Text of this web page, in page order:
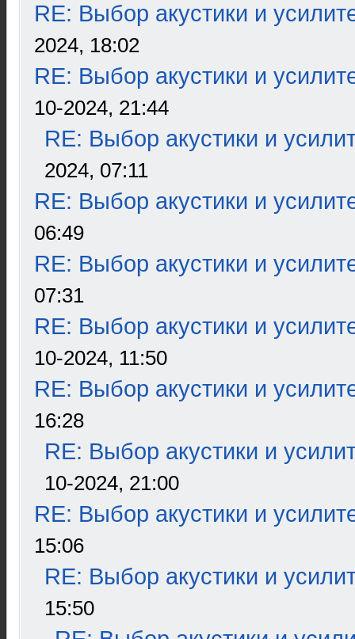
RE: Выбор акустики и
2024, 18:02
RE: Выбор акустики и
10-2024, 21:44
RE: Выбор акустики и
2024, 07:11
RE: Выбор акустики и
06:49
RE: Выбор акустики и
07:31
RE: Выбор акустики и
10-2024, 11:50
RE: Выбор акустики и
16:28
RE: Выбор акустики и
10-2024, 21:00
RE: Выбор акустики и
15:06
RE: Выбор акустики и
15:50